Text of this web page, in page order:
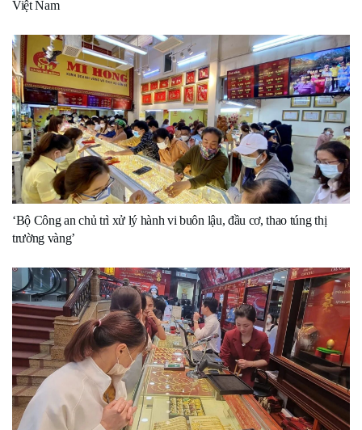
Việt Nam
‘Bộ Công an chủ trì xử lý hành vi buôn lậu, đầu cơ, thao túng thị
trường vàng’